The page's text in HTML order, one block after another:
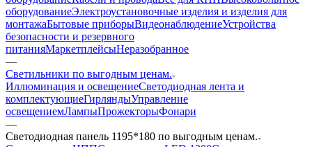
оборудованиеЭлектроустановочные изделия и изделия для
монтажаБытовые приборыВидеонаблюдениеУстройства
безопасности и резервного
питанияМаркетплейсыНеразобранное
—
Светильники по выгодным ценам.
Иллюминация и освещениеСветодиодная лента и
комплектующиеГирляндыУправление
освещениемЛампыПрожекторыФонари
—
Светодиодная панель 1195*180 по выгодным ценам.